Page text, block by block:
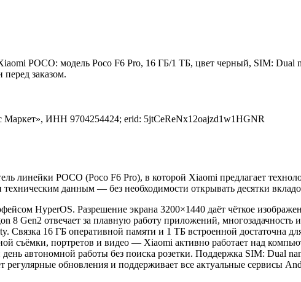
POCO: модель Poco F6 Pro, 16 ГБ/1 ТБ, цвет черный, SIM: Dual
заказом.
ИНН 9704254424; erid: 5jtCeReNx12oajzd1w1HGNR
POCO (Poco F6 Pro), в которой Xiaomi предлагает
данным — без необходимости открывать десятки
HyperOS. Разрешение экрана 3200×1440 даёт чёткое
8 Gen2 отвечает за плавную работу приложений,
16 ГБ оперативной памяти и 1 ТБ встроенной достаточна
съёмки, портретов и видео — Xiaomi активно работает над
автономной работы без поиска розетки. Поддержка SIM: Dual
обновления и поддерживает все актуальные сервисы